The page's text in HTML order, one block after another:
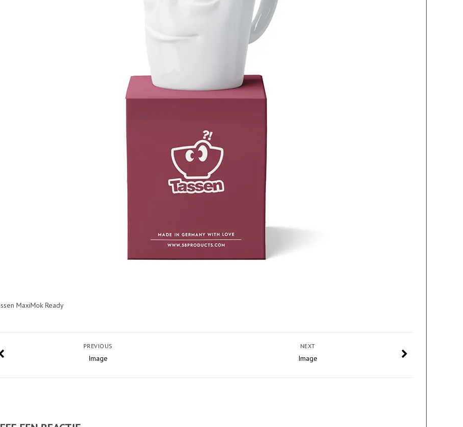
MaxiMok Ready
NEXT
Image
PREVIOUS
Image